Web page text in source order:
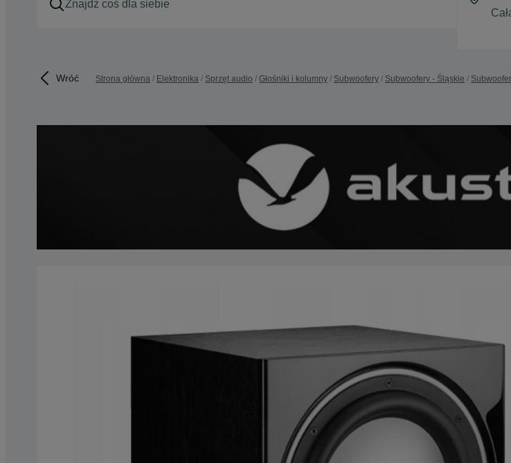
Wróć Strona główna Elektronika Sprzęt audio Głośniki i kolumny Subwoofery Subwoofery - Śląskie